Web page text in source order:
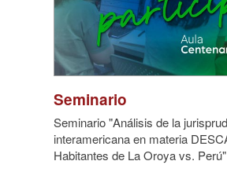
Seminario
Seminario "Análisis de la
interamericana en materia
Habitantes de La Oroya vs. Perú"